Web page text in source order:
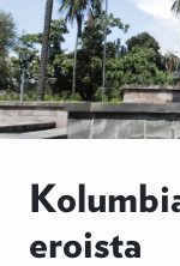
eroista